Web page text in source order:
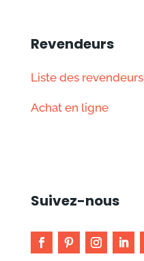
Revendeurs
Liste des revendeurs
Achat en ligne
Suivez-nous